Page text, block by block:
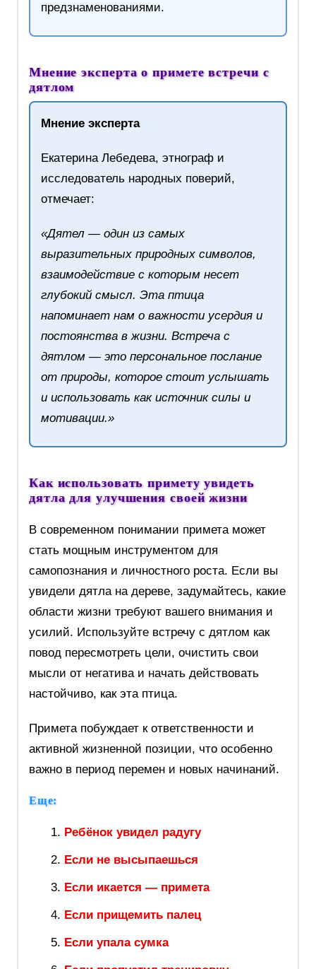
предзнаменованиями.
Мнение эксперта о примете встречи с
дятлом
Мнение эксперта
Екатерина Лебедева, этнограф и
исследователь народных поверий,
отмечает:
«Дятел — один из самых
выразительных природных символов,
взаимодействие с которым несет
глубокий смысл. Эта птица
напоминает нам о важности усердия и
постоянства в жизни. Встреча с
дятлом — это персональное послание
от природы, которое стоит услышать
и использовать как источник силы и
мотивации.»
Как использовать примету увидеть
дятла для улучшения своей жизни
В современном понимании примета может
стать мощным инструментом для
самопознания и личностного роста. Если вы
увидели дятла на дереве, задумайтесь, какие
области жизни требуют вашего внимания и
усилий. Используйте встречу с дятлом как
повод пересмотреть цели, очистить свои
мысли от негатива и начать действовать
настойчиво, как эта птица.
Примета побуждает к ответственности и
активной жизненной позиции, что особенно
важно в период перемен и новых начинаний.
Еще:
Ребёнок увидел радугу
Если не высыпаешься
Если икается — примета
Если прищемить палец
Если упала сумка